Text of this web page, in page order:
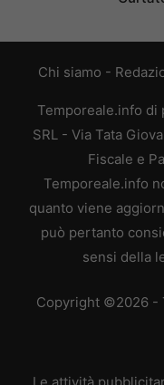
Chi siamo -
Temporeale.info di
SRL - Via Tata
Fiscale e
Temporeale.info
quanto viene
può pertanto
sensi della
Copyright ©2026 -